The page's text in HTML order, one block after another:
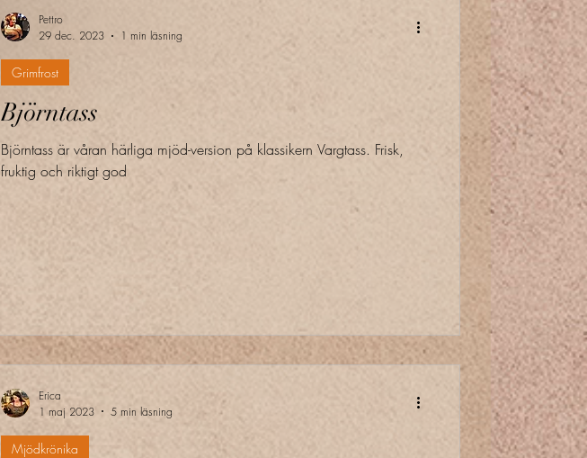
Björntass
Björntass är våran härliga mjöd-version på klassikern Vargtass. Frisk,
fruktig och riktigt god
Grimfrost
Pettro
29 dec. 2023
1 min läsning
Mjödkrönika
Erica
1 maj 2023
5 min läsning